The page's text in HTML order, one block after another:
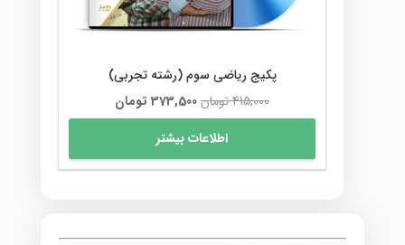
پکیج ریاضی سوم (رشته تجربی)
415,000تومانقیمت
اصلی
415,000 تومان
بود.
373,500 تومان
فعلی
است.
اطلاعات بیشتر